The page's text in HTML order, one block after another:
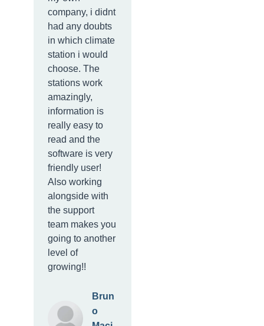
company, i didnt
had any doubts
in which climate
station i would
choose. The
stations work
amazingly,
information is
really easy to
read and the
software is very
friendly user!
Also working
alongside with
the support
team makes you
going to another
level of
growing!!
Brun
o